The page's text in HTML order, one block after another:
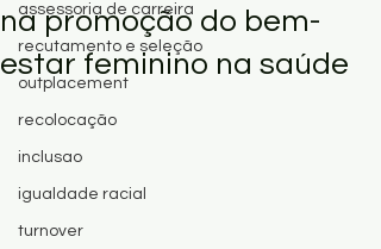
assessoria de carreira
recutamento e seleção
outplacement
recolocação
inclusao
igualdade racial
turnover
na promoção do bem-
estar feminino na saúde